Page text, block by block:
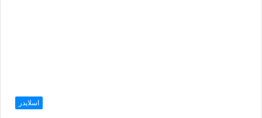
اسلایدر